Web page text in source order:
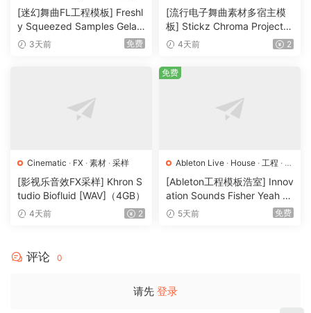
素材
采样
[迷幻舞曲FL工程模板] Freshl
y Squeezed Samples Gelar
di Template Essentials Vol.1
3天前 免费
· Logic Pro ·Pop · 工程· 素材
采样
[流行电子舞曲素材多宿主模
板] Stickz Chroma Project Fi
le Expansion（2.53GB）
4天前 2
Cinematic · FX · 素材 · 采样
[影视乐音效FX采样] Khron S
tudio Biofluid [WAV]（4GB）
4天前 2
Ableton Live · House · 工程 · 素
材
采样
[Ableton工程模板浩室] Innov
ation Sounds Fisher Yeah T
he Girls (Rmv Remake)（13
5天前 免费
免费
评论 0
请先 登录